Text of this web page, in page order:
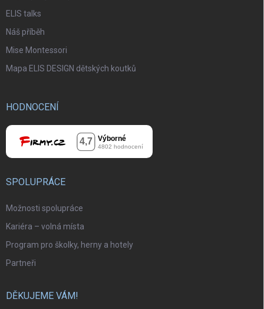
ELIS talks
Náš příběh
Mise Montessori
Mapa ELIS DESIGN dětských koutků
HODNOCENÍ
SPOLUPRÁCE
Možnosti spolupráce
Kariéra – volná místa
Program pro školky, herny a hotely
Partneři
DĚKUJEME VÁM!